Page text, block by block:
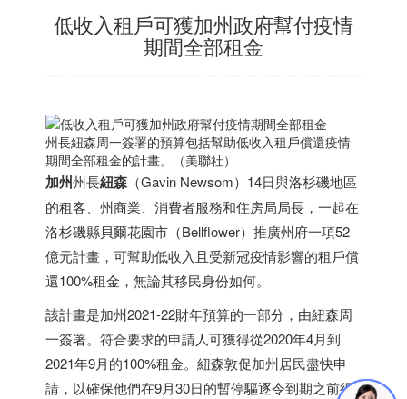
低收入租戶可獲加州政府幫付疫情
期間全部租金
州長紐森周一簽署的預算包括幫助低收入租戶償還疫情
期間全部租金的計畫。（美聯社）
加州州長紐森 （Gavin Newsom）14日與洛杉磯地區
的租客、州商業、消費者服務和住房局局長，一起在
洛杉磯縣貝爾花園市（Bellflower）推廣州府一項52
億元計畫，可幫助低收入且受新冠疫情影響的租戶償
還100%租金，無論其移民身份如何。
該計畫是加州2021-22財年預算的一部分，由紐森周
一簽署。符合要求的申請人可獲得從2020年4月到
2021年9月的100%租金。紐森敦促加州居民盡快申
請，以確保他們在9月30日的暫停驅逐令到期之前得